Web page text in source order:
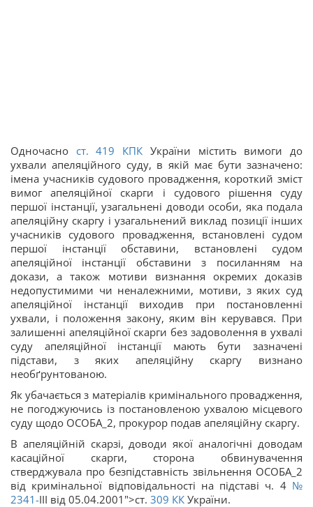
Одночасно ст. 419 КПК України містить вимоги до
ухвали апеляційного суду, в якій має бути зазначено:
імена учасників судового провадження, короткий зміст
вимог апеляційної скарги і судового рішення суду
першої інстанції, узагальнені доводи особи, яка подала
апеляційну скаргу і узагальнений виклад позиції інших
учасників судового провадження, встановлені судом
першої інстанції обставини, встановлені судом
апеляційної інстанції обставини з посиланням на
докази, а також мотиви визнання окремих доказів
недопустимими чи неналежними, мотиви, з яких суд
апеляційної інстанції виходив при постановленні
ухвали, і положення закону, яким він керувався. При
залишенні апеляційної скарги без задоволення в ухвалі
суду апеляційної інстанції мають бути зазначені
підстави, з яких апеляційну скаргу визнано
необґрунтованою.
Як убачається з матеріалів кримінального провадження,
не погоджуючись із постановленою ухвалою місцевого
суду щодо ОСОБА_2, прокурор подав апеляційну скаргу.
В апеляційній скарзі, доводи якої аналогічні доводам
касаційної скарги, сторона обвинувачення
стверджувала про безпідставність звільнення ОСОБА_2
від кримінальної відповідальності на підставі ч. 4 №
2341-III від 05.04.2001">ст. 309 КК України.